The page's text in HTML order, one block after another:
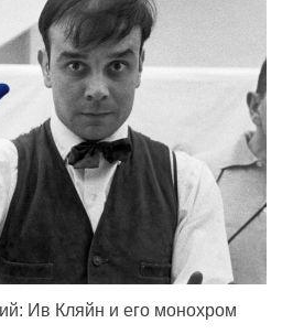
Ив Кляйн и его монохром